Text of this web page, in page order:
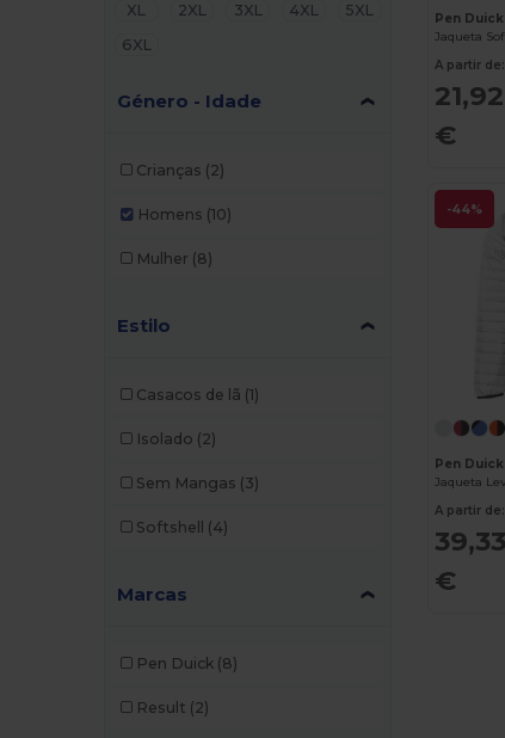
XL
2XL 3XL 4XL
5XL
6XL
Género - Idade
Crianças (2)
Homens (10)
Mulher (8)
Estilo
Casacos de lã (1)
Isolado (2)
Sem Mangas (3)
Softshell (4)
Marcas
Pen Duick (8)
Result (2)
Pen
Jaqueta
A partir de:
21,92
€
-44%
Pen Duick
Jaqueta
A partir de:
39,33
€